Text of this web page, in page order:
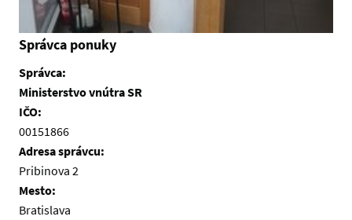
Správca ponuky
Správca:
Ministerstvo vnútra SR
IČO:
00151866
Adresa správcu:
Pribinova 2
Mesto:
Bratislava